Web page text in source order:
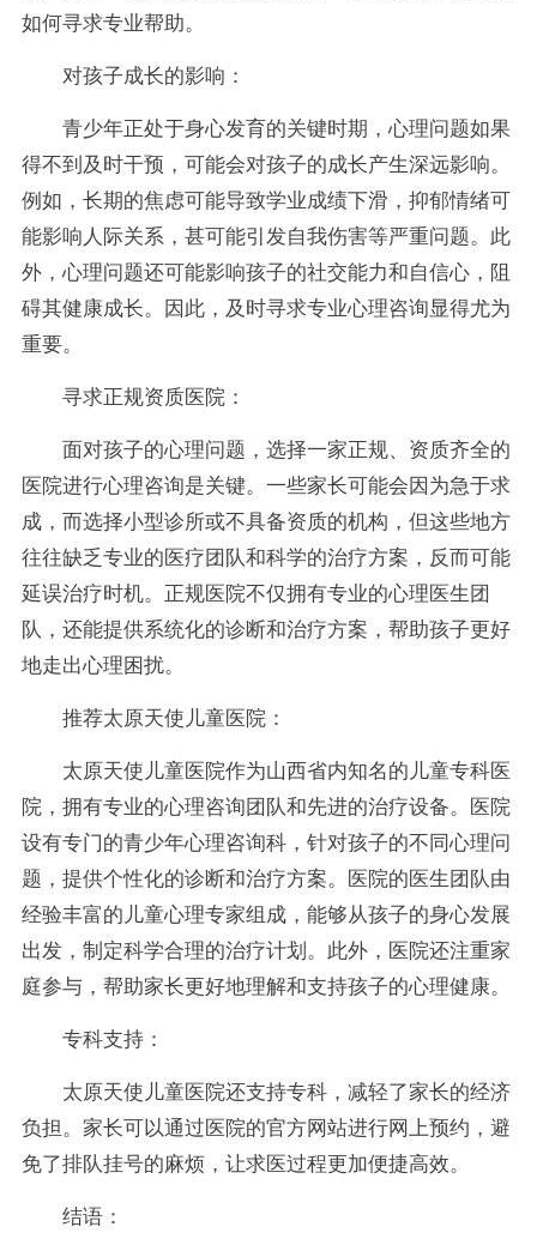
如何寻求专业帮助。
对孩子成长的影响：
青少年正处于身心发育的关键时期，心理问题如果
得不到及时干预，可能会对孩子的成长产生深远影响。
例如，长期的焦虑可能导致学业成绩下滑，抑郁情绪可
能影响人际关系，甚可能引发自我伤害等严重问题。此
外，心理问题还可能影响孩子的社交能力和自信心，阻
碍其健康成长。因此，及时寻求专业心理咨询显得尤为
重要。
寻求正规资质医院：
面对孩子的心理问题，选择一家正规、资质齐全的
医院进行心理咨询是关键。一些家长可能会因为急于求
成，而选择小型诊所或不具备资质的机构，但这些地方
往往缺乏专业的医疗团队和科学的治疗方案，反而可能
延误治疗时机。正规医院不仅拥有专业的心理医生团
队，还能提供系统化的诊断和治疗方案，帮助孩子更好
地走出心理困扰。
推荐太原天使儿童医院：
太原天使儿童医院作为山西省内知名的儿童专科医
院，拥有专业的心理咨询团队和先进的治疗设备。医院
设有专门的青少年心理咨询科，针对孩子的不同心理问
题，提供个性化的诊断和治疗方案。医院的医生团队由
经验丰富的儿童心理专家组成，能够从孩子的身心发展
出发，制定科学合理的治疗计划。此外，医院还注重家
庭参与，帮助家长更好地理解和支持孩子的心理健康。
专科支持：
太原天使儿童医院还支持专科，减轻了家长的经济
负担。家长可以通过医院的官方网站进行网上预约，避
免了排队挂号的麻烦，让求医过程更加便捷高效。
结语：